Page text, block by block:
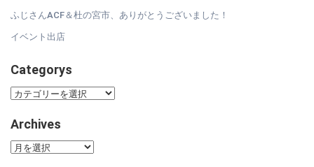
ふじさんACF＆杜の宮市、ありがとうございました！
イベント出店
Categorys
Categorys
Archives
Archives